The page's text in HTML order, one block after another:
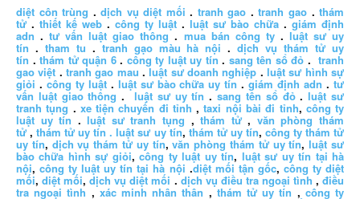
diệt côn trùng .dịch vụ diệt mối . tranh gao .tranh gao .thám
tử. thiết kế web . công ty luật . luật sư bào chữa .giám định
adn .tư vấn luật giao thông. mua bán công ty. luật sư uy
tín . tham tu .tranh gạo màu hà nội .dịch vụ thám tử uy
tín .thám tử quận 6. công ty luật uy tín . sang tên sổ đỏ .tranh
gao việt .tranh gao mau .luật sư doanh nghiệp .luật sư hình sự
giỏi . công ty luật. luật sư bào chữa uy tín .giám định adn .tư
vấn luật giao thông .luật sư uy tín .sang tên sổ đỏ.luật sư
tranh tụng . xe tiện chuyến đi tỉnh ,taxi nội bài đi tỉnh, công ty
luật uy tín .luật sư tranh tụng ,thám tử, văn phòng thám
tử,thám tử uy tín . luật sư uy tín, thám tử uy tín, công ty thám tử
uy tín, dịch vụ thám tử uy tín,văn phòng thám tử uy tín,luật sư
bào chữa hình sự giỏi,công ty luật uy tín, luật sư uy tín tại hà
nội,công ty luật uy tín tại hà nội .diệt mối tận gốc, công ty diệt
mối,diệt mối,dịch vụ diệt mối .dịch vụ điều tra ngoại tình ,điều
tra ngoại tình ,xác minh nhân thân ,thám tử uy tín , công ty